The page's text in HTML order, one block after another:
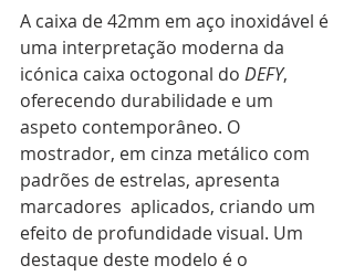
A caixa de 42mm em aço inoxidável é
uma interpretação moderna da
icónica caixa octogonal do DEFY,
oferecendo durabilidade e um
aspeto contemporâneo. O
mostrador, em cinza metálico com
padrões de estrelas, apresenta
marcadores  aplicados, criando um
efeito de profundidade visual. Um
destaque deste modelo é o